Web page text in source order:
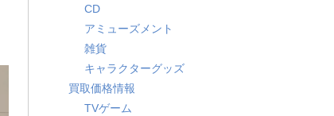
CD
アミューズメント
雑貨
キャラクターグッズ
買取価格情報
TVゲーム